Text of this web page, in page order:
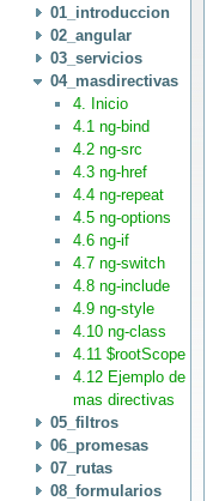
01_introduccion
02_angular
03_servicios
04_masdirectivas
4. Inicio
4.1 ng-bind
4.2 ng-src
4.3 ng-href
4.4 ng-repeat
4.5 ng-options
4.6 ng-if
4.7 ng-switch
4.8 ng-include
4.9 ng-style
4.10 ng-class
4.11 $rootScope
4.12 Ejemplo de
mas directivas
05_filtros
06_promesas
07_rutas
08_formularios